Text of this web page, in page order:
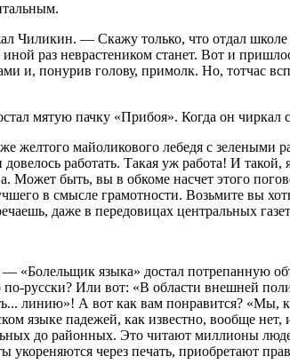
Чиликин. — Скажу только, что отдал
раз неврастеником станет. Вот и
и, понурив голову, примолк. Но, тотчас
мятую пачку «Прибоя». Когда он чиркал
майоликового лебедя с зелеными
работать. Такая уж работа! И
Может быть, вы в обкоме насчет этого
в смысле грамотности. Возьмите вы
даже в передовицах центральных
«Болельщик языка» достал потрепанную
русски? Или вот: «В области внешней
линию»! А вот как вам понравится? «Мы,
языке падежей, как известно, вообще
до районных. Это читают миллионы
укореняются через печать, приобретают